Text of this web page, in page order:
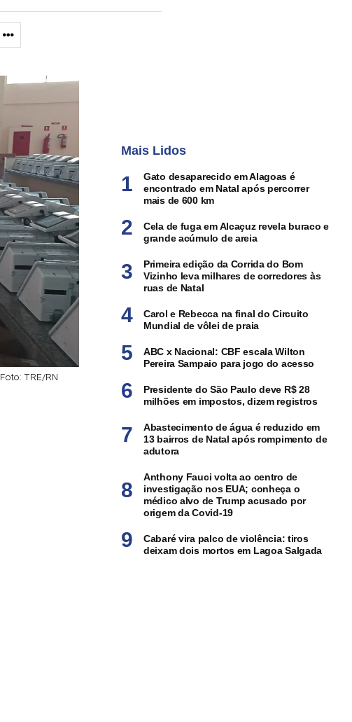
Foto: TRE/RN
Mais Lidos
Gato desaparecido em Alagoas é
encontrado em Natal após percorrer
mais de 600 km
Cela de fuga em Alcaçuz revela buraco e
grande acúmulo de areia
Primeira edição da Corrida do Bom
Vizinho leva milhares de corredores às
ruas de Natal
Carol e Rebecca na final do Circuito
Mundial de vôlei de praia
ABC x Nacional: CBF escala Wilton
Pereira Sampaio para jogo do acesso
Presidente do São Paulo deve R$ 28
milhões em impostos, dizem registros
Abastecimento de água é reduzido em
13 bairros de Natal após rompimento de
adutora
Anthony Fauci volta ao centro de
investigação nos EUA; conheça o
médico alvo de Trump acusado por
origem da Covid-19
Cabaré vira palco de violência: tiros
deixam dois mortos em Lagoa Salgada